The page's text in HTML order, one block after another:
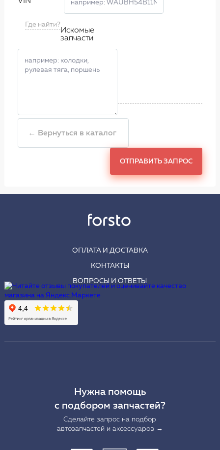
Где найти?
Искомые
запчасти
← Вернуться в каталог
ОТПРАВИТЬ ЗАПРОС
ОПЛАТА И ДОСТАВКА
КОНТАКТЫ
ВОПРОСЫ И ОТВЕТЫ
Нужна помощь
с подбором запчастей?
Сделайте запрос на подбор
автозапчастей и аксессуаров →